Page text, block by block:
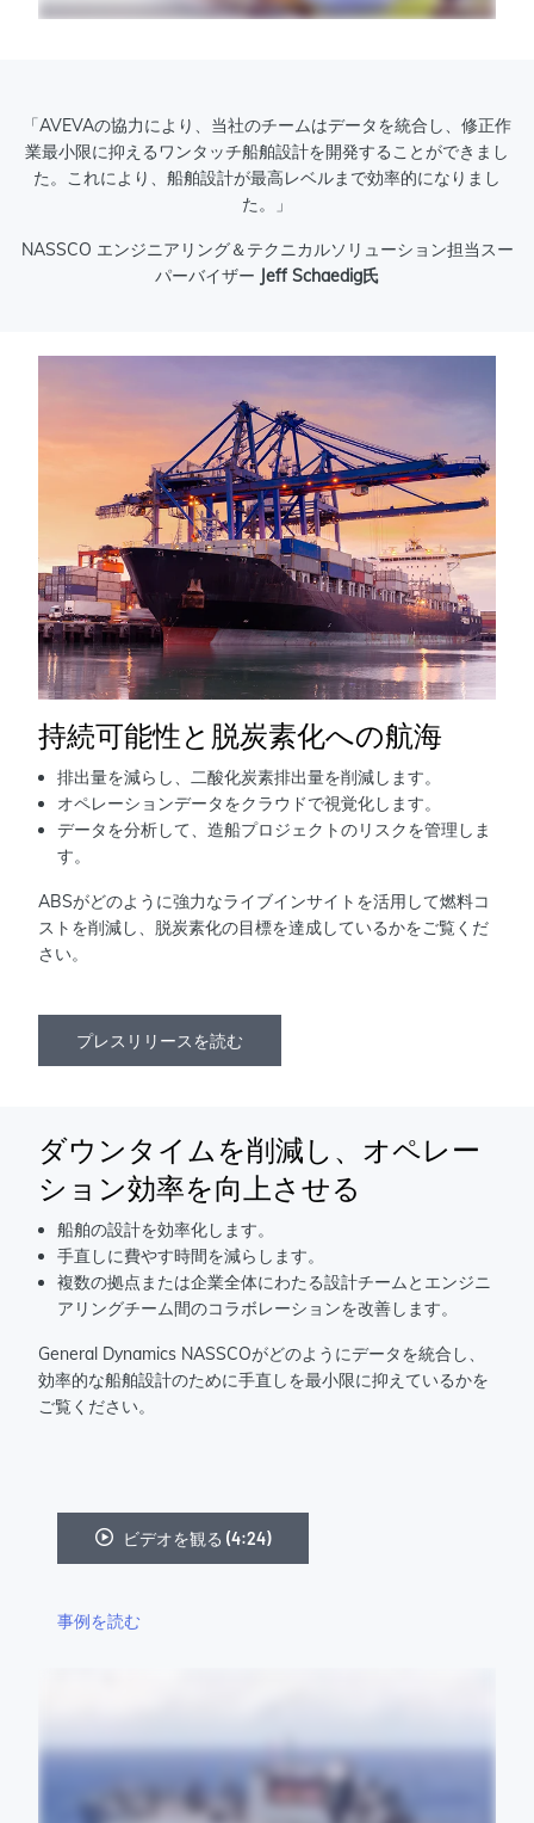
「AVEVAの協力により、当社のチームはデータを統合し、修正作
業最小限に抑えるワンタッチ船舶設計を開発することができまし
た。これにより、船舶設計が最高レベルまで効率的になりまし
た。」
NASSCO エンジニアリング＆テクニカルソリューション担当スー
パーバイザー Jeff Schaedig氏
持続可能性と脱炭素化への航海
排出量を減らし、二酸化炭素排出量を削減します。
オペレーションデータをクラウドで視覚化します。
データを分析して、造船プロジェクトのリスクを管理しま
す。
ABSがどのように強力なライブインサイトを活用して燃料コ
ストを削減し、脱炭素化の目標を達成しているかをご覧くだ
さい。
プレスリリースを読む
ダウンタイムを削減し、オペレー
ション効率を向上させる
船舶の設計を効率化します。
手直しに費やす時間を減らします。
複数の拠点または企業全体にわたる設計チームとエンジニ
アリングチーム間のコラボレーションを改善します。
General Dynamics NASSCOがどのようにデータを統合し、
効率的な船舶設計のために手直しを最小限に抑えているかを
ご覧ください。
ビデオを観る (4:24)
事例を読む